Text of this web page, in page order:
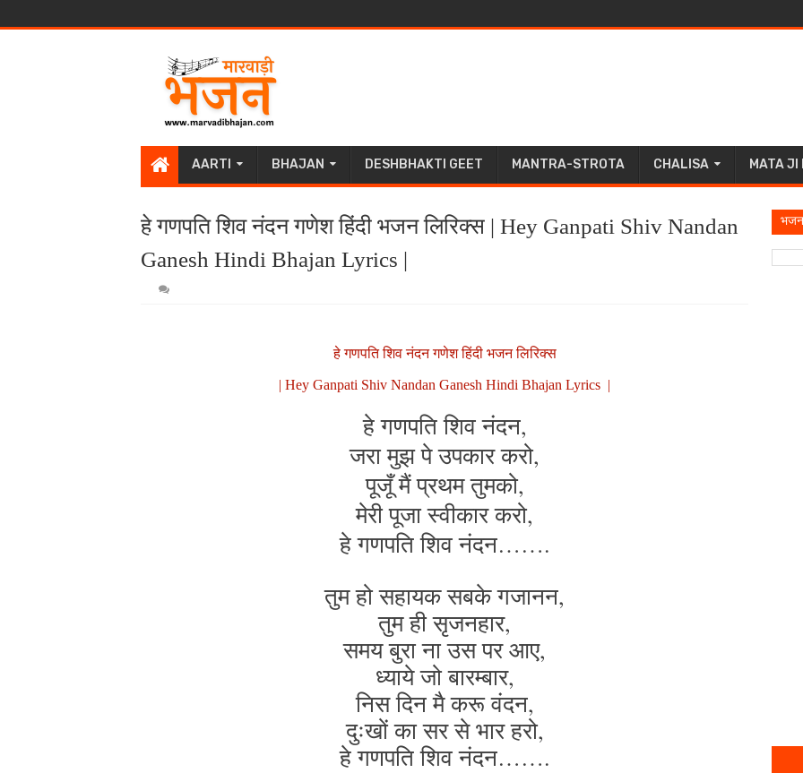
AARTI BHAJAN DESHBHAKTI GEET MANTRA-STROTA CHALISA MATA JI
हे गणपति शिव नंदन गणेश हिंदी भजन लिरिक्स | Hey Ganpati Shiv Nandan
Ganesh Hindi Bhajan Lyrics |
हे गणपति शिव नंदन गणेश हिंदी भजन लिरिक्स
| Hey Ganpati Shiv Nandan Ganesh Hindi Bhajan Lyrics |
हे गणपति शिव नंदन,
जरा मुझ पे उपकार करो,
पूजूँ मैं प्रथम तुमको,
मेरी पूजा स्वीकार करो,
हे गणपति शिव नंदन…….
तुम हो सहायक सबके गजानन,
तुम ही सृजनहार,
समय बुरा ना उस पर आए,
ध्याये जो बारम्बार,
निस दिन मै करू वंदन,
दुःखों का सर से भार हरो,
हे गणपति शिव नंदन…….